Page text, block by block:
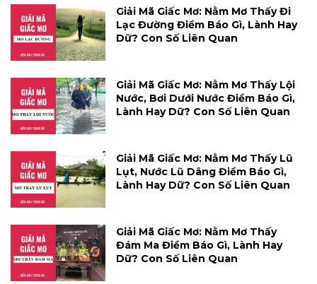
Giải Mã Giấc Mơ: Nằm Mơ Thấy Đi
Lạc Đường Điềm Báo Gì, Lành Hay
Dữ? Con Số Liên Quan
Giải Mã Giấc Mơ: Nằm Mơ Thấy Lội
Nước, Bơi Dưới Nước Điềm Báo Gì,
Lành Hay Dữ? Con Số Liên Quan
Giải Mã Giấc Mơ: Nằm Mơ Thấy Lũ
Lụt, Nước Lũ Dâng Điềm Báo Gì,
Lành Hay Dữ? Con Số Liên Quan
Giải Mã Giấc Mơ: Nằm Mơ Thấy
Đám Ma Điềm Báo Gì, Lành Hay
Dữ? Con Số Liên Quan